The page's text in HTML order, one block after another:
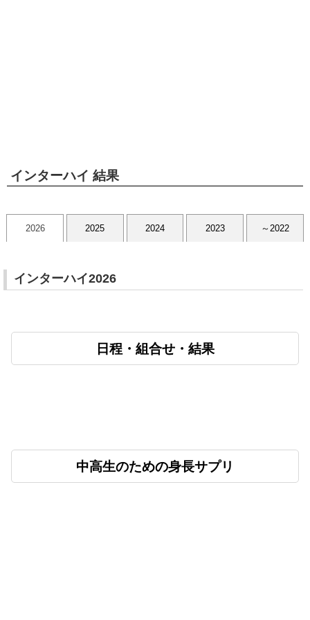
インターハイ 結果
2026 2025 2024 2023 ～2022
インターハイ2026
日程・組合せ・結果
中高生のための身長サプリ